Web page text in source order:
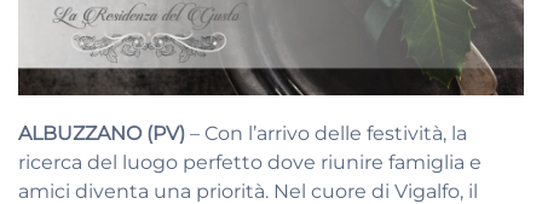
ALBUZZANO (PV) – Con l’arrivo delle festività, la
ricerca del luogo perfetto dove riunire famiglia e
amici diventa una priorità. Nel cuore di Vigalfo, il